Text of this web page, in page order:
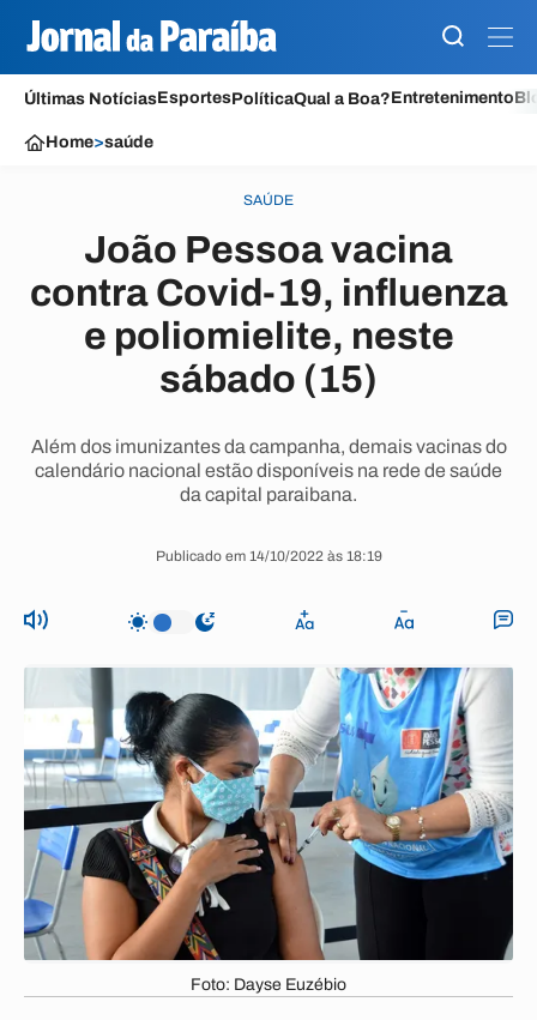
Últimas NotíciasEsportesPolíticaQual a Boa?Entretenimento
Home>saúde
SAÚDE
João Pessoa vacina
contra Covid-19, influenza
e poliomielite, neste
sábado (15)
Além dos imunizantes da campanha, demais vacinas do
calendário nacional estão disponíveis na rede de saúde
da capital paraibana.
Publicado em 14/10/2022 às 18:19
Foto: Dayse Euzébio